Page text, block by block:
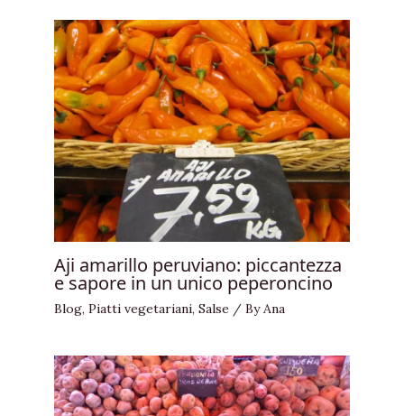
Aji amarillo peruviano: piccantezza
e sapore in un unico peperoncino
Blog, Piatti vegetariani, Salse / ByAna